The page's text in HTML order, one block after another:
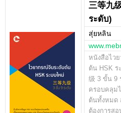
三等九
ระดับ)
สุ่ยหลิน
หนังสือไว
ต้น HSK ร
级 3 ขั้น 9
ครอบคลุม
ต้นทั้งหมด
ต้องการส